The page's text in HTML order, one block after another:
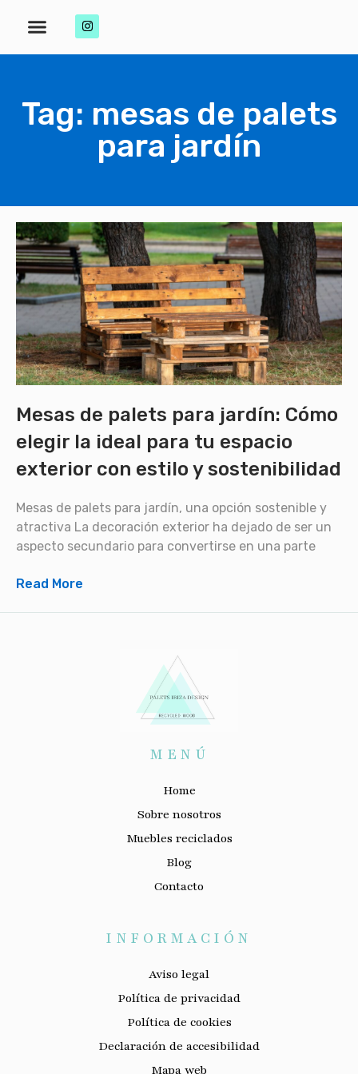
Tag: mesas de palets
para jardín
Mesas de palets para jardín: Cómo
elegir la ideal para tu espacio
exterior con estilo y sostenibilidad
Mesas de palets para jardín, una opción sostenible y
atractiva La decoración exterior ha dejado de ser un
aspecto secundario para convertirse en una parte
Read More
MENÚ
Home
Sobre nosotros
Muebles reciclados
Blog
Contacto
INFORMACIÓN
Aviso legal
Política de privacidad
Política de cookies
Declaración de accesibilidad
Mapa web